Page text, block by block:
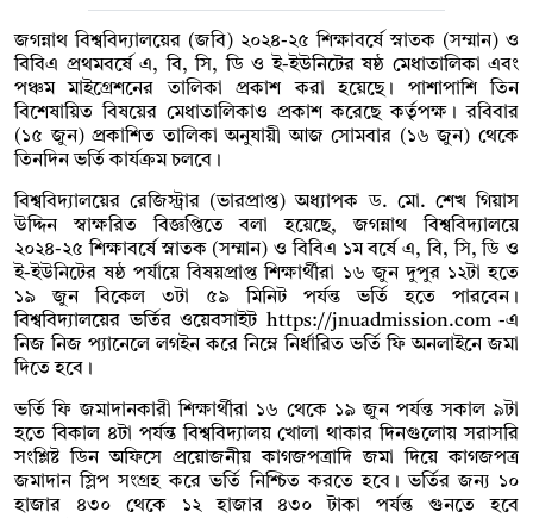
জগন্নাথ বিশ্ববিদ্যালয়ের (জবি) ২০২৪-২৫ শিক্ষাবর্ষে স্নাতক (সম্মান) ও
বিবিএ প্রথমবর্ষে এ, বি, সি, ডি ও ই-ইউনিটের ষষ্ঠ মেধাতালিকা এবং
পঞ্চম মাইগ্রেশনের তালিকা প্রকাশ করা হয়েছে। পাশাপাশি তিন
বিশেষায়িত বিষয়ের মেধাতালিকাও প্রকাশ করেছে কর্তৃপক্ষ। রবিবার
(১৫ জুন) প্রকাশিত তালিকা অনুযায়ী আজ সোমবার (১৬ জুন) থেকে
তিনদিন ভর্তি কার্যক্রম চলবে।
বিশ্ববিদ্যালয়ের রেজিস্ট্রার (ভারপ্রাপ্ত) অধ্যাপক ড. মো. শেখ গিয়াস
উদ্দিন স্বাক্ষরিত বিজ্ঞপ্তিতে বলা হয়েছে, জগন্নাথ বিশ্ববিদ্যালয়ে
২০২৪-২৫ শিক্ষাবর্ষে স্নাতক (সম্মান) ও বিবিএ ১ম বর্ষে এ, বি, সি, ডি ও
ই-ইউনিটের ষষ্ঠ পর্যায়ে বিষয়প্রাপ্ত শিক্ষার্থীরা ১৬ জুন দুপুর ১২টা হতে
১৯ জুন বিকেল ৩টা ৫৯ মিনিট পর্যন্ত ভর্তি হতে পারবেন।
বিশ্ববিদ্যালয়ের ভর্তির ওয়েবসাইট https://jnuadmission.com -এ
নিজ নিজ প্যানেলে লগইন করে নিম্নে নির্ধারিত ভর্তি ফি অনলাইনে জমা
দিতে হবে।
ভর্তি ফি জমাদানকারী শিক্ষার্থীরা ১৬ থেকে ১৯ জুন পর্যন্ত সকাল ৯টা
হতে বিকাল ৪টা পর্যন্ত বিশ্ববিদ্যালয় খোলা থাকার দিনগুলোয় সরাসরি
সংশ্লিষ্ট ডিন অফিসে প্রয়োজনীয় কাগজপত্রাদি জমা দিয়ে কাগজপত্র
জমাদান স্লিপ সংগ্রহ করে ভর্তি নিশ্চিত করতে হবে। ভর্তির জন্য ১০
হাজার ৪৩০ থেকে ১২ হাজার ৪৩০ টাকা পর্যন্ত গুনতে হবে